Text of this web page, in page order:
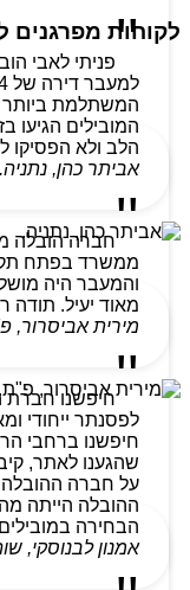
לקוחות מפרגנים
פניתי לאבי
המשתלמת ביותר
המובילים הגיעו
הלב ולא הפסיקו
אביתר כהן, נתניה.
חברה הובלה
ממשרד בפתח
והמעבר היה
מאוד יעיל. תודה
מירית אביסרור,
חיפשנו חברת
לפסנתר ייחודי
חיפשנו ברחבי
שהגענו לאתר,
על חברה ההובלה
ההובלה הייתה
הבחירה במובילים
אמנון לבנוסקי,